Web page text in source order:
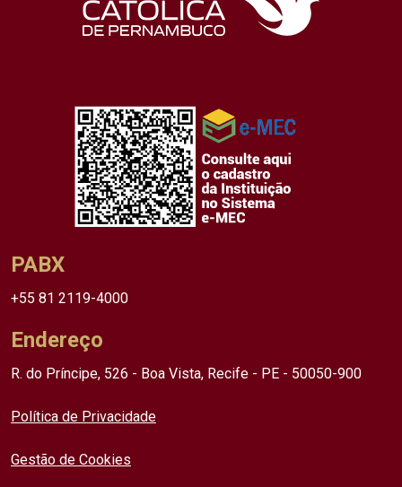
PABX
+55 81 2119-4000
Endereço
R. do Príncipe, 526 - Boa Vista, Recife - PE - 50050-900
Política de Privacidade
Gestão de Cookies